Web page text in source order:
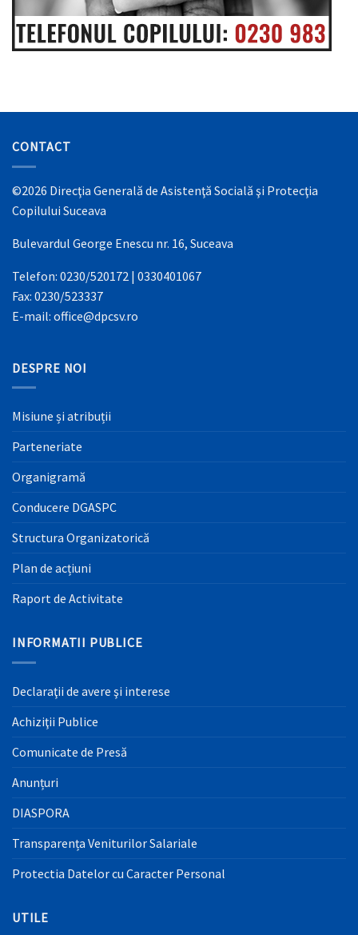
CONTACT
©2026 Direcţia Generală de Asistenţă Socială şi Protecţia
Copilului Suceava
Bulevardul George Enescu nr. 16, Suceava
Telefon: 0230/520172 | 0330401067
Fax: 0230/523337
E-mail: office@dpcsv.ro
DESPRE NOI
Misiune și atribuții
Parteneriate
Organigramă
Conducere DGASPC
Structura Organizatorică
Plan de acțiuni
Raport de Activitate
INFORMATII PUBLICE
Declaraţii de avere şi interese
Achiziţii Publice
Comunicate de Presă
Anunțuri
DIASPORA
Transparența Veniturilor Salariale
Protectia Datelor cu Caracter Personal
UTILE